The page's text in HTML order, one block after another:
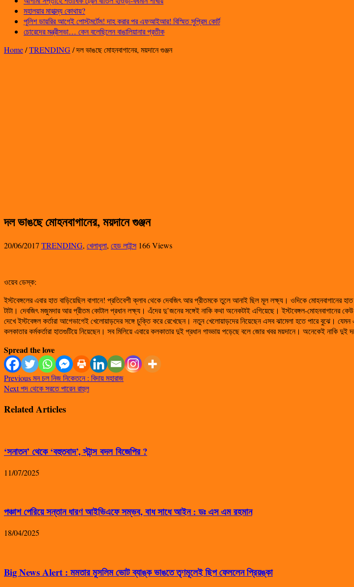
মহালয়ার মাহাত্ম্য কোথায়?
পুলিশ ডায়রির আগেই পোস্টমর্টেম! দাহ করার পর এফআইআর! বিস্মিত সুপ্রিম কোর্ট
চোরেদের মন্ত্রীসভা… কেন বলেছিলেন বাঙালিয়ানার প্রতীক
Home/TRENDING/দল ভাঙছে মোহনবাগানের, ময়দানে গুঞ্জন
দল ভাঙছে মোহনবাগানের, ময়দানে গুঞ্জন
20/06/2017 TRENDING, খেলাধুলা, হেড লাইন্স 166 Views
ওয়েব ডেস্ক:
ইস্টবেঙ্গলের এবার হাত বাড়িয়েছিল বাগানে! প্রতিবেশী ক্লাব থেকে দেবজিৎ আর প্রীতমকে তুলে আনাই ছিল মূল লক্ষ্য। ওদিকে মোহনবাগানের
টাটা। দেবজিৎ মজুমদার আর প্রীতম কোটাল প্রধান লক্ষ্য। এঁদের দু’জনের সঙ্গেই নাকি কথা অনেকটাই এগিয়েছে। ইস্টবেঙ্গল-মোহনবাগানের
দেখে ইস্টবেঙ্গল কর্তারা আগেভাগেই খেলোয়াড়দের সঙ্গে চুক্তি করে রেখেছেন। নতুন খেলোয়াড়দের নিয়েছেন এসব ঝামেলা হতে পারে বুঝে।
কলকাতার কর্মকর্তারা হাতগুটিয়ে নিয়েছেন। সব মিলিয়ে এবারে কলকাতার দুই প্রধান গাড্ডায় পড়েছে বলে জোর খবর ময়দানে। অনেকেই নাকি
Spread the love
Previousমন চল নিজ নিকেতনে : বিদায় মহারাজ
Nextপদ থেকে সরতে পারেন রাহুল
Related Articles
‘সনাতন’ থেকে ‘বহুতবাদ’, স্টান্স বদল বিজেপির ?
11/07/2025
পঞ্চাশ পেরিয়ে সন্তান ধারণ আইভিএফে সম্ভব, বাধ সাধে আইন : ডঃ এস এম রহমান
18/04/2025
Big News Alert : মমতার মুসলিম ভোট ব্যাঙ্ক ভাঙতে তৃণমূলেই ছিপ ফেললেন প্রিয়ঙ্কা